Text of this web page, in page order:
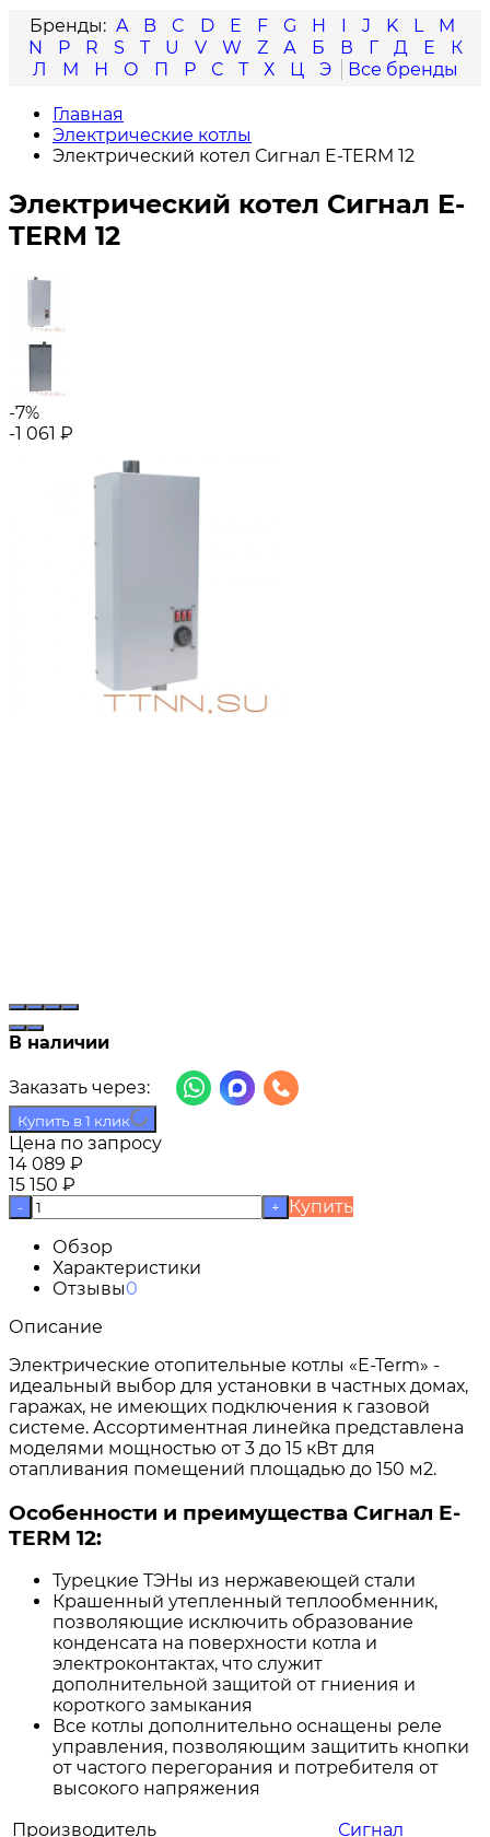
A
B C D E F G H I J K L
M
N
P R S T U V W Z А Б В Г Д Е
К
Л
М Н О П Р С Т Х Ц Э
Главная
Электрические котлы
Электрический котел Сигнал E-TERM 12
Электрический котел Сигнал E-
TERM 12
-7%
-1 061 ₽
В наличии
Заказать через:
Купить в 1 клик
Цена по запросу
14 089 ₽
15 150 ₽
- +
Купить
Обзор
Характеристики
Отзывы0
Описание
Электрические отопительные котлы «E-Term» -
идеальный выбор для установки в частных домах,
гаражах, не имеющих подключения к газовой
системе. Ассортиментная линейка представлена
моделями мощностью от 3 до 15 кВт для
отапливания помещений площадью до 150 м2.
Особенности и преимущества Сигнал E-
TERM 12:
Турецкие ТЭНы из нержавеющей стали
Крашенный утепленный теплообменник,
позволяющие исключить образование
конденсата на поверхности котла и
электроконтактах, что служит
дополнительной защитой от гниения и
короткого замыкания
Все котлы дополнительно оснащены реле
управления, позволяющим защитить кнопки
от частого перегорания и потребителя от
высокого напряжения
Производитель
Сигнал